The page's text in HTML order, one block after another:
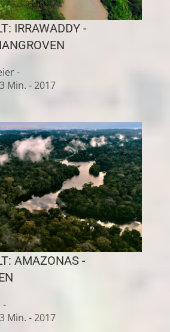
IRRAWADDY -
-
Min. - 2017
AMAZONAS -
-
Min. - 2017